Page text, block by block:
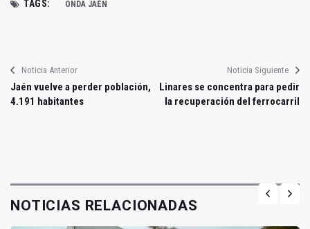
TAGS: ONDA JAÉN
Noticia Anterior
Jaén vuelve a perder población,
4.191 habitantes
Noticia Siguiente
Linares se concentra para pedir
la recuperación del ferrocarril
NOTICIAS RELACIONADAS